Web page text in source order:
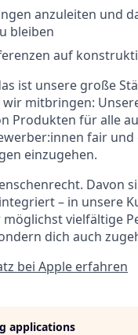
anzuleiten und
bleiben
auf
ist unsere große
mitbringen:
Produkten für alle
fair
einzugehen.
Davon
– in unsere
vielfältige
dich auch
bei Apple erfahren
applications